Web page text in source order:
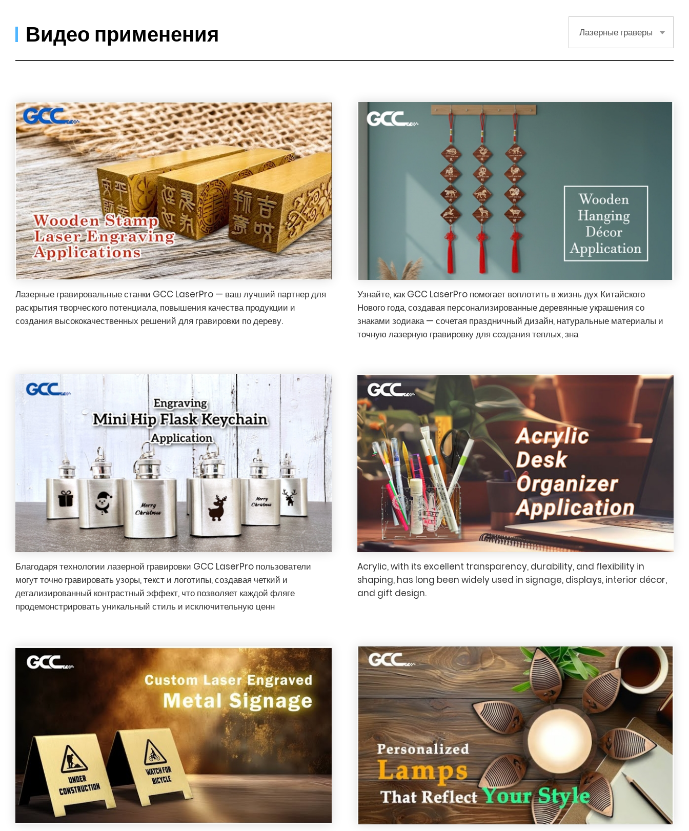
Видео применения Лазерные граверы
Лазерные гравировальные станки GCC LaserPro — ваш лучший партнер для
раскрытия творческого потенциала, повышения качества продукции и
создания высококачественных решений для гравировки по дереву.
Узнайте, как GCC LaserPro помогает воплотить в жизнь дух Китайского
Нового года, создавая персонализированные деревянные украшения со
знаками зодиака — сочетая праздничный дизайн, натуральные материалы и
точную лазерную гравировку для создания теплых, зна
Благодаря технологии лазерной гравировки GCC LaserPro пользователи
могут точно гравировать узоры, текст и логотипы, создавая четкий и
детализированный контрастный эффект, что позволяет каждой фляге
продемонстрировать уникальный стиль и исключительную ценн
Acrylic, with its excellent transparency, durability, and flexibility in
shaping, has long been widely used in signage, displays, interior décor,
and gift design.